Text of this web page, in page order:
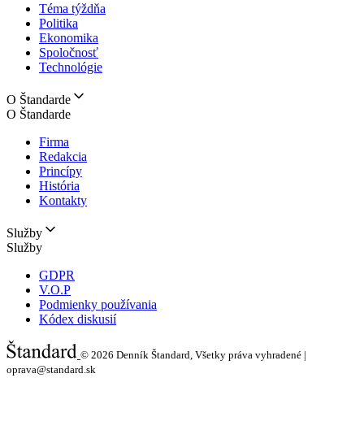
Téma týždňa
Politika
Ekonomika
Spoločnosť
Technológie
O Štandarde
O Štandarde
Firma
Redakcia
Princípy
História
Kontakty
Služby
Služby
GDPR
V.O.P
Podmienky používania
Kódex diskusií
© 2026 Denník Štandard, Všetky práva vyhradené |
oprava@standard.sk